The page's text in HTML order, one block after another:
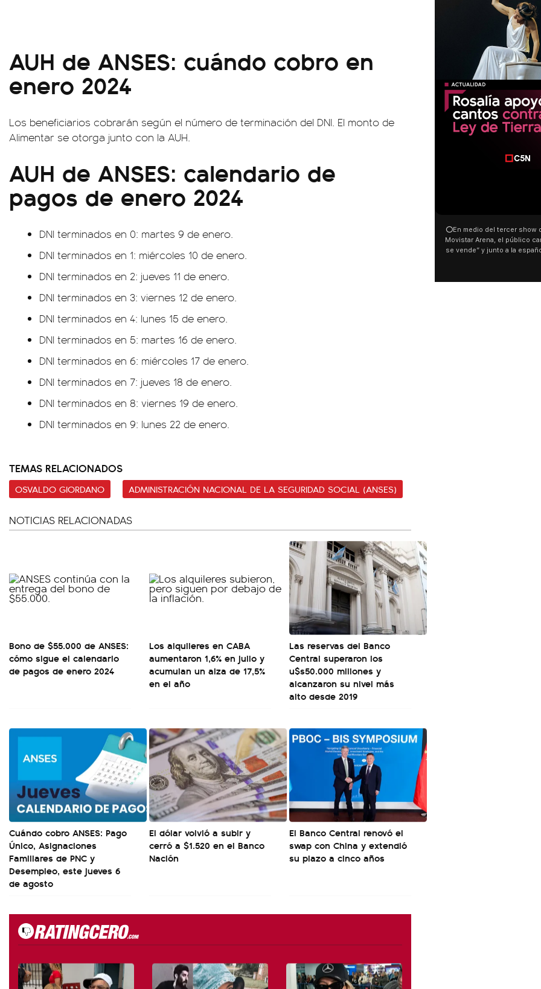
AUH de ANSES: cuándo cobro en
enero 2024
Los beneficiarios cobrarán según el número de terminación del DNI. El monto de
Alimentar se otorga junto con la AUH.
AUH de ANSES: calendario de
pagos de enero 2024
DNI terminados en 0: martes 9 de enero.
DNI terminados en 1: miércoles 10 de enero.
DNI terminados en 2: jueves 11 de enero.
DNI terminados en 3: viernes 12 de enero.
DNI terminados en 4: lunes 15 de enero.
DNI terminados en 5: martes 16 de enero.
DNI terminados en 6: miércoles 17 de enero.
DNI terminados en 7: jueves 18 de enero.
DNI terminados en 8: viernes 19 de enero.
DNI terminados en 9: lunes 22 de enero.
TEMAS RELACIONADOS
OSVALDO GIORDANO ADMINISTRACIÓN NACIONAL DE LA SEGURIDAD SOCIAL (ANSES)
NOTICIAS RELACIONADAS
Bono de $55.000 de ANSES:
cómo sigue el calendario
de pagos de enero 2024
Los alquileres en CABA
aumentaron 1,6% en julio y
acumulan un alza de 17,5%
en el año
Las reservas del Banco
Central superaron los
u$s50.000 millones y
alcanzaron su nivel más
alto desde 2019
Cuándo cobro ANSES: Pago
Único, Asignaciones
Familiares de PNC y
Desempleo, este jueves 6
de agosto
El dólar volvió a subir y
cerró a $1.520 en el Banco
Nación
El Banco Central renovó el
swap con China y extendió
su plazo a cinco años
Con una proyección
distintas
manifestaron su
pudo ver cómo
este 6 de agosto con